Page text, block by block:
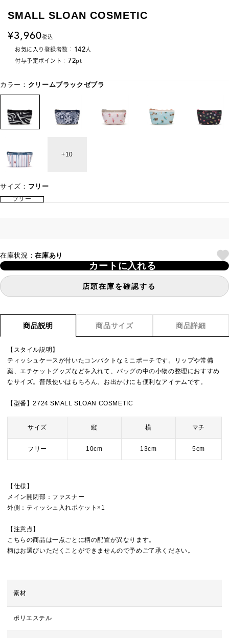
SMALL SLOAN COSMETIC
3,960税込
お気に入り登録者数： 142人
付与予定ポイント： 72pt
カラー： クリームブラックゼブラ
10
サイズ： フリー
フリー
在庫状況：在庫あり
カートに入れる
店頭在庫を確認する
商品説明 商品サイズ 商品詳細
【スタイル説明】
ティッシュケースが付いたコンパクトなミニポーチです。リップや常備
薬、エチケットグッズなどを入れて、バッグの中の小物の整理におすすめ
なサイズ。普段使いはもちろん、お出かけにも便利なアイテムです。
【型番】2724 SMALL SLOAN COSMETIC
サイズ 縦 横 マチ
フリー 10cm 13cm 5cm
【仕様】
メイン開閉部：ファスナー
外側：ティッシュ入れポケット×1
【注意点】
こちらの商品は一点ごとに柄の配置が異なります。
柄はお選びいただくことができませんので予めご了承ください。
素材
ポリエステル